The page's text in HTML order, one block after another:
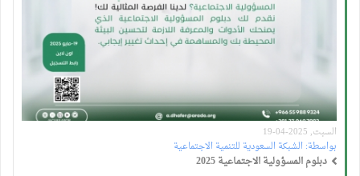
السبت, 2025-04-19
بواسطة:الشبكة السعودية للتنمية الاجتماعية
دبلوم المسؤولية الاجتماعية 2025